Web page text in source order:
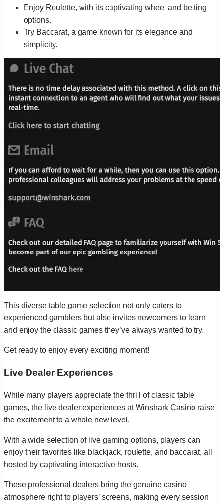
Enjoy Roulette, with its captivating wheel and betting
options.
Try Baccarat, a game known for its elegance and
simplicity.
This diverse table game selection not only caters to
experienced gamblers but also invites newcomers to learn
and enjoy the classic games they’ve always wanted to try.
Get ready to enjoy every exciting moment!
Live Dealer Experiences
While many players appreciate the thrill of classic table
games, the live dealer experiences at Winshark Casino raise
the excitement to a whole new level.
With a wide selection of live gaming options, players can
enjoy their favorites like blackjack, roulette, and baccarat, all
hosted by captivating interactive hosts.
These professional dealers bring the genuine casino
atmosphere right to players’ screens, making every session